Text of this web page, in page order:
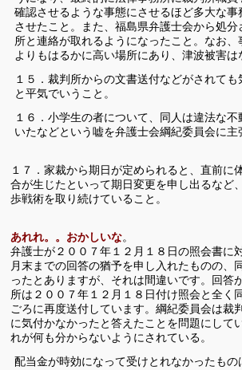
確認させるような事態にさせるほど多大な事
させたこと。また、福島県弁護士会から処分
所と連絡が取れるようになったこと。なお、
よりもはるかに高い場所にあり、津波被害は
１５．裁判所からの文書送付などがされて
と平気でいうこと。
１６．小学生の者について、同人は違法な
いたなどという嘘を弁護士会綱紀委員会に主
１７．家裁から期日が定められると、直前に
合が生じたといって期日変更を申し出るなど
歩戦術を取り続けていること。
あれれ。。おかしいな。
弁護士が２００７年１２月１８日の照会書に
月末までの回答の猶予を申し入れたものの、
ったとありますが、それは間違いです。回答
所は２００７年１２月１８日付け照会と全く
ごろに再度送付しています。綱紀委員会は裁
に気付かなかったと答えたことを問題にして
れが何も分からないようにされている。
配当金が時効になって受けとれなかったもの